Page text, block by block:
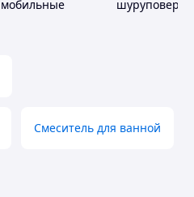
мобильные
шуруповерты
Смеситель для ванной